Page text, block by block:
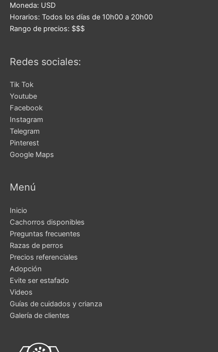
Moneda: USD
Horarios: Todos los días de 10h00 a 20h00
Rango de precios: $$$
Redes sociales:
Tik Tok
Youtube
Facebook
Instagram
Telegram
Pinterest
Google Maps
Menú
Inicio
Cachorros disponibles
Preguntas frecuentes
Razas de perros
Precios referenciales
Adopción
Evite ser estafado
Videos
Guías de cuidados y crianza
Galería de clientes